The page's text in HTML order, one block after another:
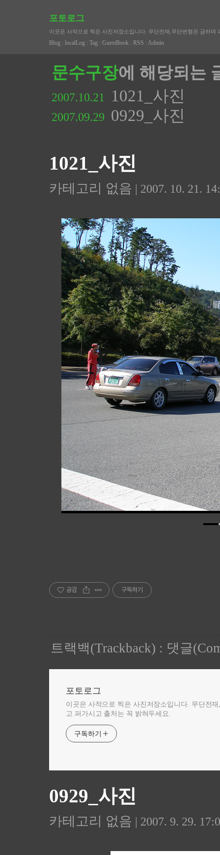
포토로그
이곳은 사적으로 찍은 사진저장소입니다. 무단전재,무단변형은 금하
Blog : localLog : Tag : GuestBook : RSS : Admin
문수구장에 해당되는
2007.10.21 1021_사진
2007.09.29 0929_사진
1021_사진
카테고리 없음 | 2007. 10. 21.
공감 구독하기
트랙백(Trackback) : 댓글
포토로그
이곳은 사적으로 찍은 사진저장소입니다. 무단전
고 퍼가시고 출처는 꼭 밝혀두세요.
구독하기
0929_사진
카테고리 없음 | 2007. 9. 29.